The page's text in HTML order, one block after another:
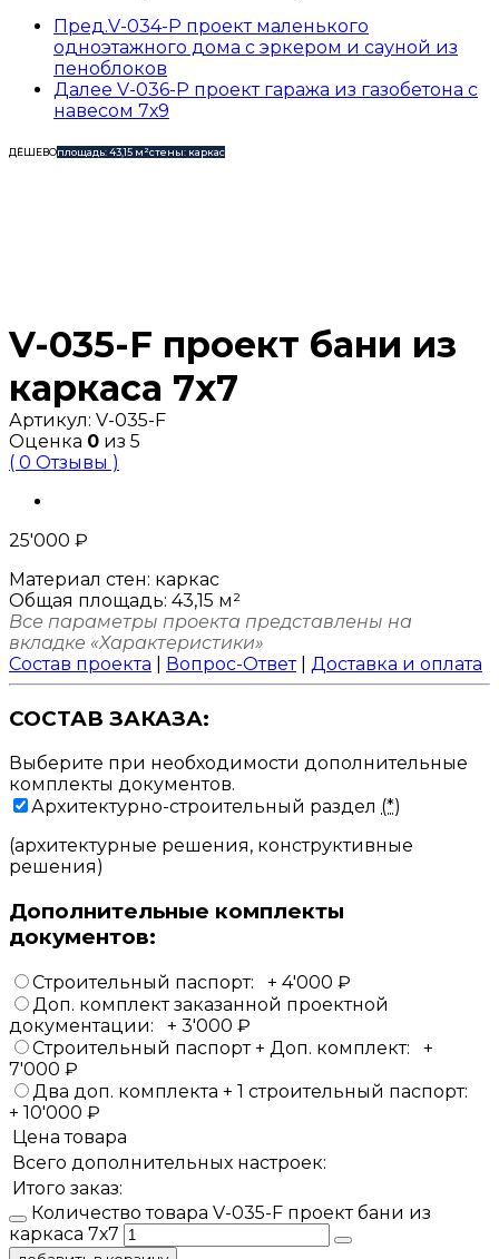
Пред.V-034-P проект маленького
одноэтажного дома с эркером и сауной из
пеноблоков
Далее V-036-P проект гаража из газобетона с
навесом 7х9
ДЁШЕВОплощадь: 43,15 м²стены: каркас
V-035-F проект бани из
каркаса 7х7
Артикул: V-035-F
Оценка 0 из 5
( 0 Отзывы )
25'000 ₽
Материал стен: каркас
Общая площадь: 43,15 м²
Все параметры проекта представлены на
вкладке «Характеристики»
Состав проекта
Вопрос-Ответ| Доставка и оплата
СОСТАВ ЗАКАЗА:
Выберите при необходимости дополнительные
комплекты документов.
Архитектурно-строительный раздел (*)
(архитектурные решения, конструктивные
решения)
Дополнительные комплекты
документов:
Строительный паспорт: + 4'000 ₽
Доп. комплект заказанной проектной
документации:
+ 3'000 ₽
Строительный паспорт + Доп. комплект:
+
7'000 ₽
Два доп. комплекта + 1 строительный паспорт:
+ 10'000 ₽
Цена товара
Всего дополнительных настроек:
Итого заказ:
Количество товара V-035-F проект бани из
каркаса 7х7